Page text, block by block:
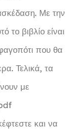
Με την
το βιβλίο είναι
που θα
Τελικά, τα
με
και να